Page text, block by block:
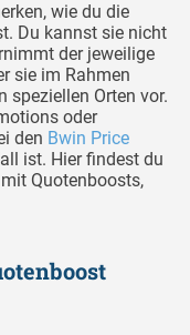
wie du die
Du kannst sie nicht
der jeweilige
sie im Rahmen
speziellen Orten vor.
oder
den Bwin Price
ist. Hier findest du
Quotenboosts,